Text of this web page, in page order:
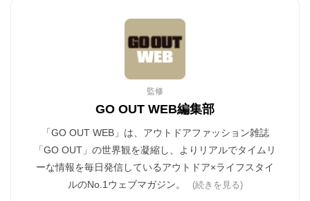
監修
GO OUT WEB編集部
「GO OUT WEB」は、アウトドアファッション雑誌
「GO OUT」の世界観を凝縮し、よりリアルでタイムリ
ーな情報を毎日発信しているアウトドア×ライフスタイ
ルのNo.1ウェブマガジン。
(続きを見る)